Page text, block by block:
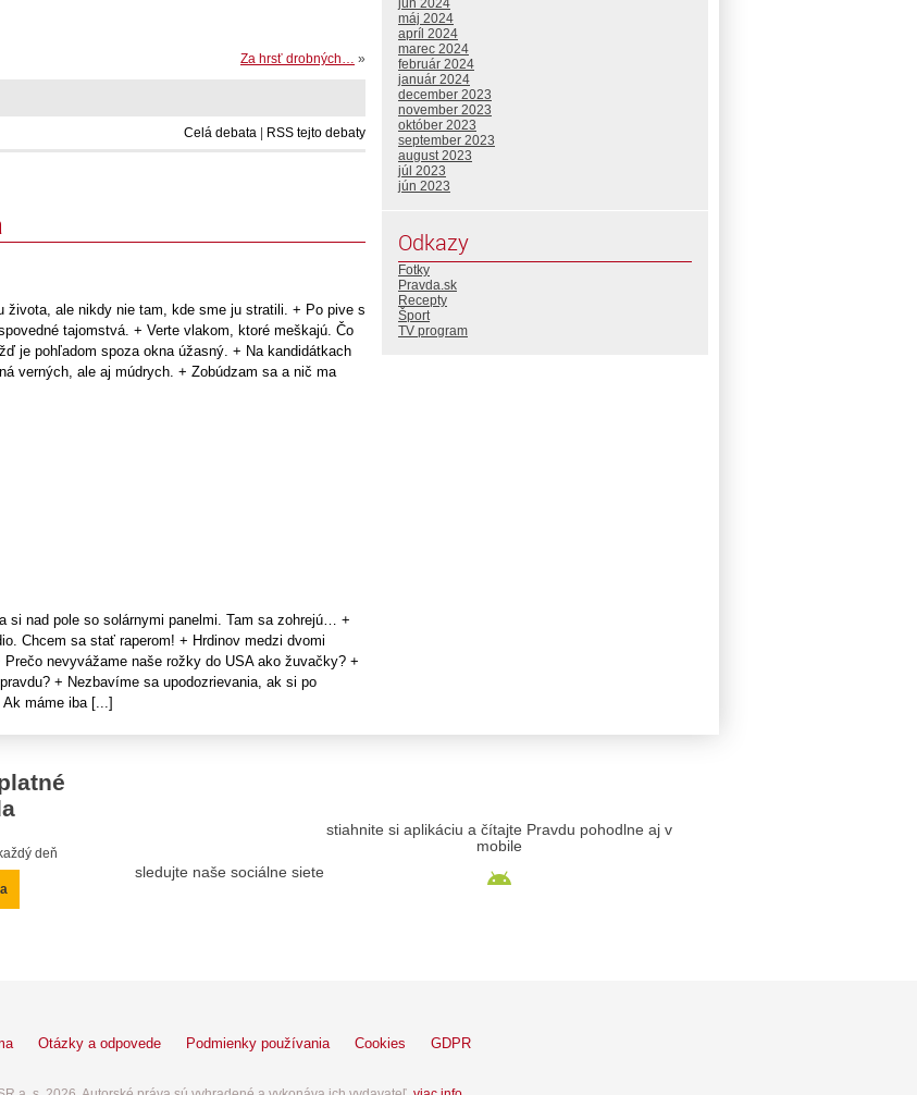
Za hrsť drobných… »
Celá debata | RSS tejto debaty
života, ale nikdy nie tam, kde sme ju stratili. + Po pive s
tajomstvá. + Verte vlakom, ktoré meškajú. Čo
je pohľadom spoza okna úžasný. + Na kandidátkach
verných, ale aj múdrych. + Zobúdzam sa a nič ma
si nad pole so solárnymi panelmi. Tam sa zohrejú… +
Chcem sa stať raperom! + Hrdinov medzi dvomi
nevyvážame naše rožky do USA ako žuvačky? +
+ Nezbavíme sa upodozrievania, ak si po
máme iba [...]
jún 2024
máj 2024
apríl 2024
marec 2024
február 2024
január 2024
december 2023
november 2023
október 2023
september 2023
august 2023
júl 2023
jún 2023
Odkazy
Fotky
Pravda.sk
Recepty
Šport
TV program
deň
sledujte naše sociálne siete
stiahnite si aplikáciu a čítajte Pravdu pohodlne aj v
mobile
Otázky a odpovede Podmienky používania Cookies GDPR